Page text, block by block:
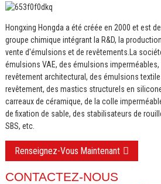
Hongxing Hongda a été créée en 2000 et est
groupe chimique intégrant la R&D, la
vente d'émulsions et de revêtements.
La
émulsions VAE, des émulsions
revêtement architectural, des émulsions
revêtement, des mastics structurels en
carreaux de céramique, de la colle
de fixation de sable, des stabilisateurs de
SBS, etc.
Renseignez-Vous Maintenant
CONTACTEZ-NOUS